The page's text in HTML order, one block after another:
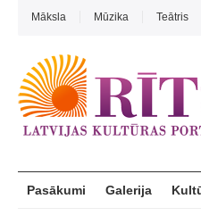
Māksla Mūzika Teātris
Pasākumi Galerija